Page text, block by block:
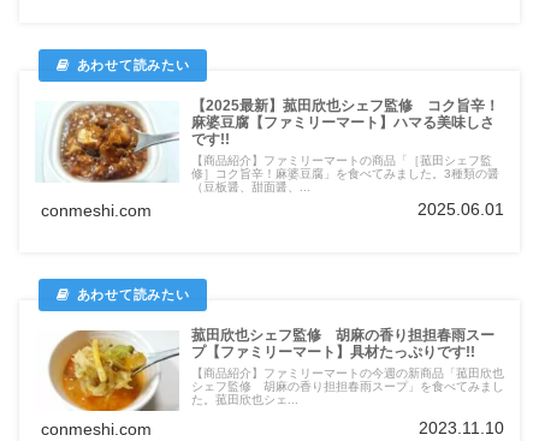
【2025最新】菰田欣也シェフ監修 コク旨辛！
麻婆豆腐【ファミリーマート】ハマる美味しさ
です!!
【商品紹介】ファミリーマートの商品「［菰田シェフ監
修］コク旨辛！麻婆豆腐」を食べてみました。3種類の醤
（豆板醤、甜面醤、...
conmeshi.com 2025.06.01
菰田欣也シェフ監修 胡麻の香り担担春雨スー
プ【ファミリーマート】具材たっぷりです!!
【商品紹介】ファミリーマートの今週の新商品「菰田欣也
シェフ監修 胡麻の香り担担春雨スープ」を食べてみまし
た。菰田欣也シェ...
conmeshi.com 2023.11.10